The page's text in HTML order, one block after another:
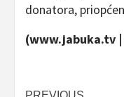
donatora,
(www.jabuka.tv